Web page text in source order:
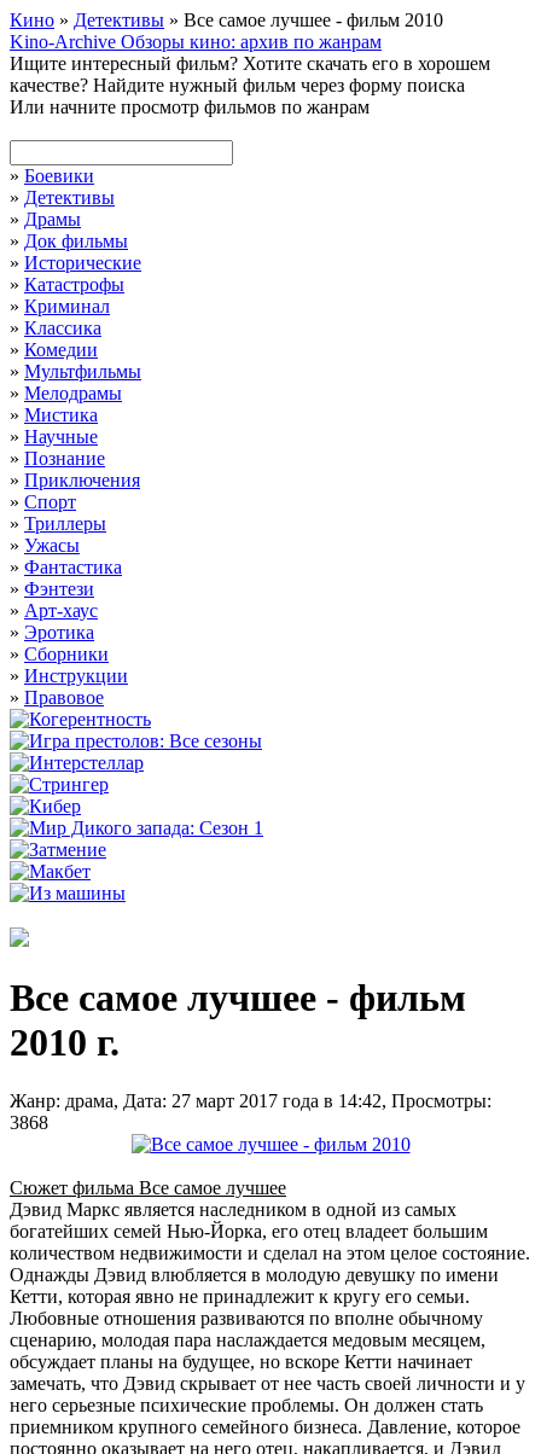
Кино » Детективы » Все самое лучшее - фильм 2010
Kino-Archive Обзоры кино: архив по жанрам
Ищите интересный фильм? Хотите скачать его в хорошем
качестве? Найдите нужный фильм через форму поиска
Или начните просмотр фильмов по жанрам
» Боевики
» Детективы
» Драмы
» Док фильмы
» Исторические
» Катастрофы
» Криминал
» Классика
» Комедии
» Мультфильмы
» Мелодрамы
» Мистика
» Научные
» Познание
» Приключения
» Спорт
» Триллеры
» Ужасы
» Фантастика
» Фэнтези
» Арт-хаус
» Эротика
» Сборники
» Инструкции
» Правовое
Все самое лучшее - фильм
2010 г.
Жанр: драма, Дата: 27 март 2017 года в 14:42, Просмотры:
3868
Сюжет фильма Все самое лучшее
Дэвид Маркс является наследником в одной из самых
богатейших семей Нью-Йорка, его отец владеет большим
количеством недвижимости и сделал на этом целое состояние.
Однажды Дэвид влюбляется в молодую девушку по имени
Кетти, которая явно не принадлежит к кругу его семьи.
Любовные отношения развиваются по вполне обычному
сценарию, молодая пара наслаждается медовым месяцем,
обсуждает планы на будущее, но вскоре Кетти начинает
замечать, что Дэвид скрывает от нее часть своей личности и у
него серьезные психические проблемы. Он должен стать
приемником крупного семейного бизнеса. Давление, которое
постоянно оказывает на него отец, накапливается, и Дэвид